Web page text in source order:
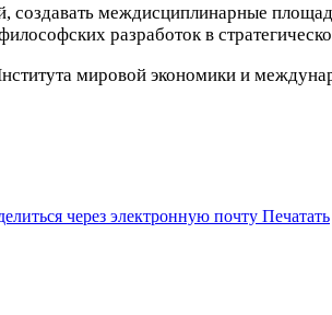
создавать междисциплинарные
разработок в
мировой экономики и
через электронную почту Печатать